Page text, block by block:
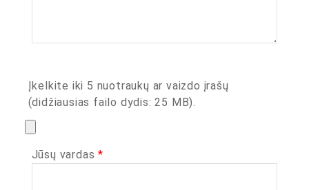
Įkelkite iki 5 nuotraukų ar vaizdo įrašų
(didžiausias failo dydis: 25 MB).
Jūsų vardas*